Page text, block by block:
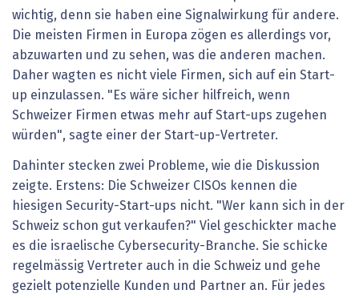
wichtig, denn sie haben eine Signalwirkung für andere.
Die meisten Firmen in Europa zögen es allerdings vor,
abzuwarten und zu sehen, was die anderen machen.
Daher wagten es nicht viele Firmen, sich auf ein Start-
up einzulassen. "Es wäre sicher hilfreich, wenn
Schweizer Firmen etwas mehr auf Start-ups zugehen
würden", sagte einer der Start-up-Vertreter.
Dahinter stecken zwei Probleme, wie die Diskussion
zeigte. Erstens: Die Schweizer CISOs kennen die
hiesigen Security-Start-ups nicht. "Wer kann sich in der
Schweiz schon gut verkaufen?" Viel geschickter mache
es die israelische Cybersecurity-Branche. Sie schicke
regelmässig Vertreter auch in die Schweiz und gehe
gezielt potenzielle Kunden und Partner an. Für jedes